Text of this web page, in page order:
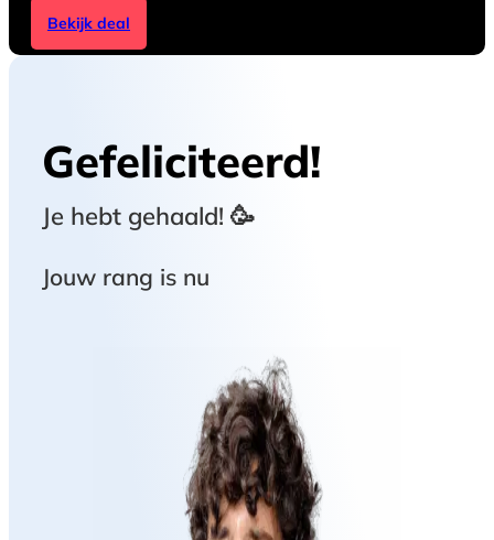
Bekijk deal
Gefeliciteerd!
Je hebt gehaald! 🥳
Jouw rang is nu